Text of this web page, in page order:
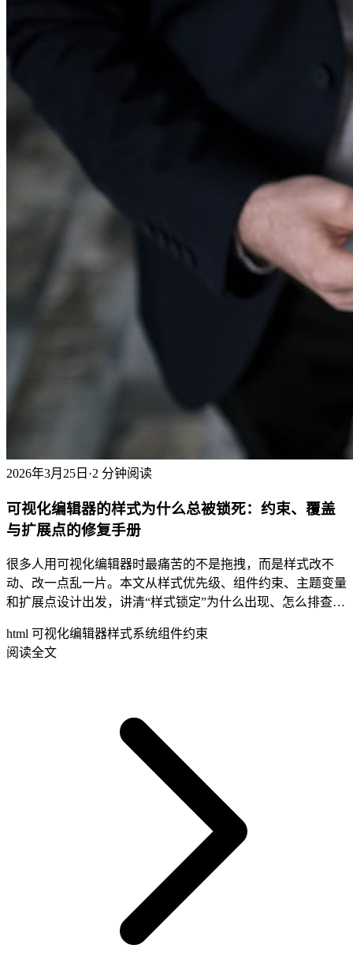
2026年3月25日 ·2 分钟阅读
可视化编辑器的样式为什么总被锁死：约束、覆盖
与扩展点的修复手册
很多人用可视化编辑器时最痛苦的不是拖拽，而是样式改不
动、改一点乱一片。本文从样式优先级、组件约束、主题变量
和扩展点设计出发，讲清“样式锁定”为什么出现、怎么排查、
html 可视化编辑器样式系统组件约束
阅读全文